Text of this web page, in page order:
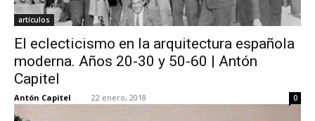
artículos
El eclecticismo en la arquitectura española
moderna. Años 20-30 y 50-60 | Antón
Capitel
Antón Capitel - 22 enero, 2018 0